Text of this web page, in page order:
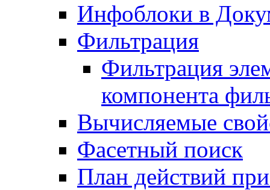
Инфоблоки в
Фильтрация
Фильтрация
компонента
Вычисляемые
Фасетный поиск
План действий